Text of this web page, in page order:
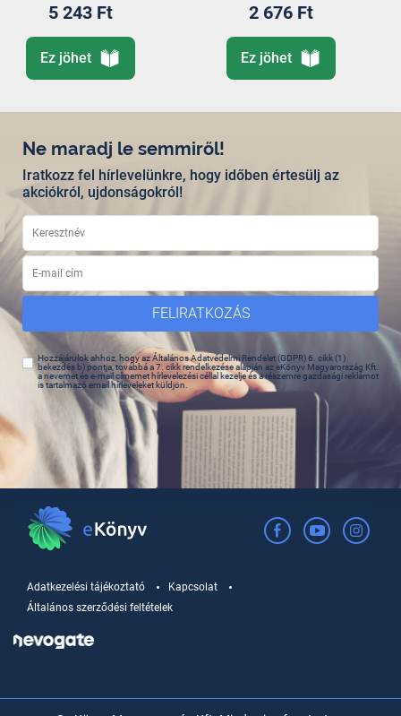
5 243 Ft
Ez jöhet
2 676 Ft
Ez jöhet
Ne maradj le semmiről!
Iratkozz fel hírlevelünkre, hogy időben értesülj az
akciókról, ujdonságokról!
FELIRATKOZÁS
Hozzájárulok ahhoz, hogy az Általános Adatvédelmi Rendelet (GDPR) 6. cikk (1)
bekezdés b) pontja, továbbá a 7. cikk rendelkezése alapján az eKönyv Magyarország Kft.
a nevemet és e-mail címemet hírlevelezési céllal kezelje és a részemre gazdasági reklámot
is tartalmazó email hírleveleket küldjön.
Adatkezelési tájékoztató
Kapcsolat
Általános szerződési feltételek